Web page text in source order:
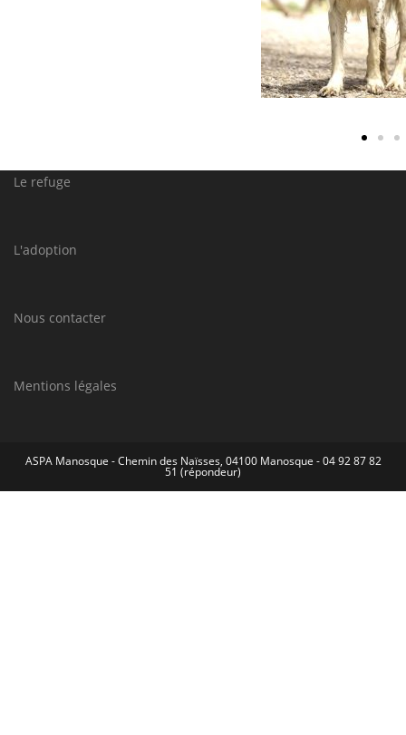
Le refuge
L'adoption
Nous contacter
Mentions légales
ASPA Manosque - Chemin des Naïsses, 04100 Manosque - 04 92 87 82
51 (répondeur)